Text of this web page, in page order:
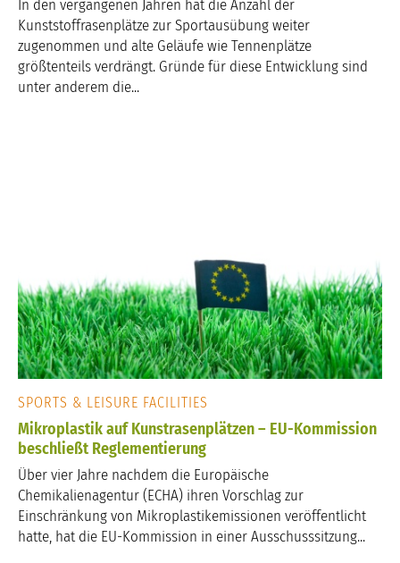
In den vergangenen Jahren hat die Anzahl der
Kunststoffrasenplätze zur Sportausübung weiter
zugenommen und alte Geläufe wie Tennenplätze
größtenteils verdrängt. Gründe für diese Entwicklung sind
unter anderem die...
SPORTS & LEISURE FACILITIES
Mikroplastik auf Kunstrasenplätzen – EU-Kommission
beschließt Reglementierung
Über vier Jahre nachdem die Europäische
Chemikalienagentur (ECHA) ihren Vorschlag zur
Einschränkung von Mikroplastikemissionen veröffentlicht
hatte, hat die EU-Kommission in einer Ausschusssitzung...